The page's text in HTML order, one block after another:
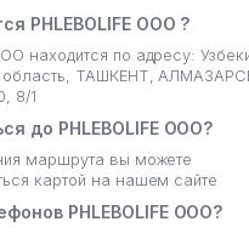
PHLEBOLIFE ООО ?
находится по адресу:
область, ТАШКЕНТ,
8/1
до PHLEBOLIFE ООО?
маршрута вы можете
картой на нашем сайте
PHLEBOLIFE ООО?